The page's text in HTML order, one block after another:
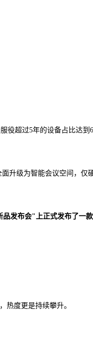
超过5年的设备占比达
升级为智能会议空间，
品发布会"上正式发布了一
热度更是持续攀升。